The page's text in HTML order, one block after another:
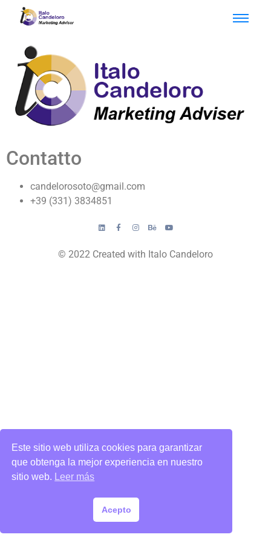
Contatto
candelorosoto@gmail.com
+39 (331) 3834851
© 2022 Created with Italo Candeloro
Este sitio web utiliza cookies para garantizar
que obtenga la mejor experiencia en nuestro
sitio web.
Leer más
Acepto